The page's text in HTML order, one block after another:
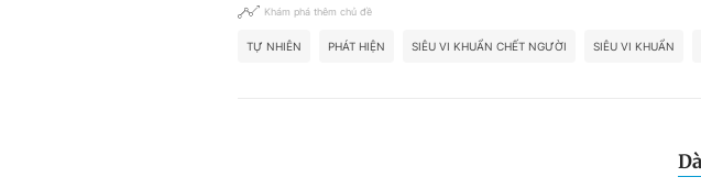
Khám phá thêm chủ đề
TỰ NHIÊN PHÁT HIỆN SIÊU VI KHUẨN CHẾT NGƯỜI SIÊU VI KHUẨN